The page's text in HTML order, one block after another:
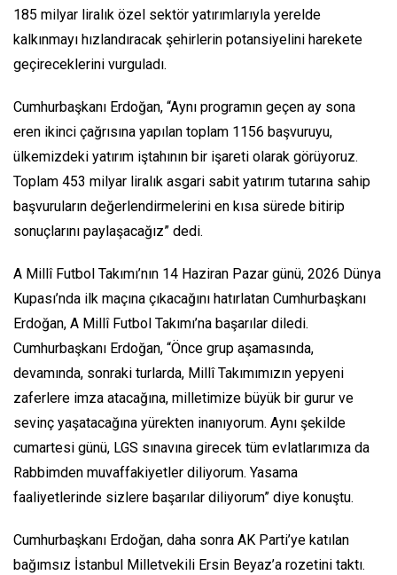
185 milyar liralık özel sektör yatırımlarıyla yerelde
kalkınmayı hızlandıracak şehirlerin potansiyelini harekete
geçireceklerini vurguladı.
Cumhurbaşkanı Erdoğan, “Aynı programın geçen ay sona
eren ikinci çağrısına yapılan toplam 1156 başvuruyu,
ülkemizdeki yatırım iştahının bir işareti olarak görüyoruz.
Toplam 453 milyar liralık asgari sabit yatırım tutarına sahip
başvuruların değerlendirmelerini en kısa sürede bitirip
sonuçlarını paylaşacağız” dedi.
A Millî Futbol Takımı’nın 14 Haziran Pazar günü, 2026 Dünya
Kupası’nda ilk maçına çıkacağını hatırlatan Cumhurbaşkanı
Erdoğan, A Millî Futbol Takımı’na başarılar diledi.
Cumhurbaşkanı Erdoğan, “Önce grup aşamasında,
devamında, sonraki turlarda, Millî Takımımızın yepyeni
zaferlere imza atacağına, milletimize büyük bir gurur ve
sevinç yaşatacağına yürekten inanıyorum. Aynı şekilde
cumartesi günü, LGS sınavına girecek tüm evlatlarımıza da
Rabbimden muvaffakiyetler diliyorum. Yasama
faaliyetlerinde sizlere başarılar diliyorum” diye konuştu.
Cumhurbaşkanı Erdoğan, daha sonra AK Parti’ye katılan
bağımsız İstanbul Milletvekili Ersin Beyaz’a rozetini taktı.